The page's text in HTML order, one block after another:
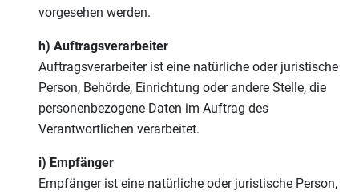
vorgesehen werden.
h) Auftragsverarbeiter
Auftragsverarbeiter ist eine natürliche oder juristische
Person, Behörde, Einrichtung oder andere Stelle, die
personenbezogene Daten im Auftrag des
Verantwortlichen verarbeitet.
i) Empfänger
Empfänger ist eine natürliche oder juristische Person,